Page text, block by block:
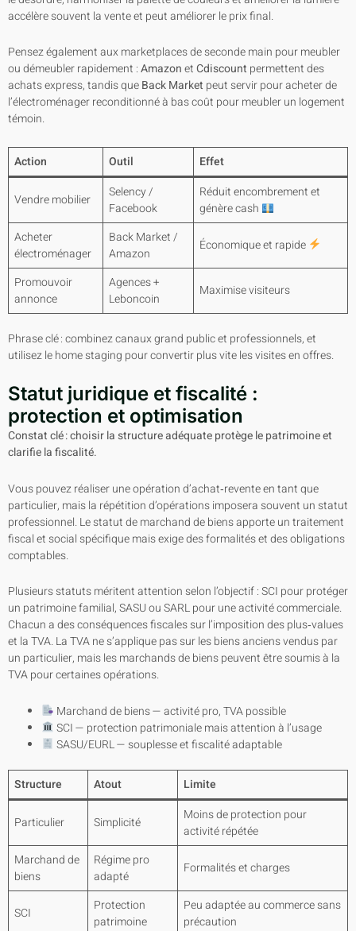
accélère souvent la vente et peut améliorer le prix final.
Pensez également aux marketplaces de seconde main pour meubler
ou démeubler rapidement :AmazonetCdiscount permettent des
achats express, tandis queBack Market peut servir pour acheter de
l’électroménager reconditionné à bas coût pour meubler un logement
témoin.
Action Outil Effet
Vendre mobilier
Selency /
Facebook
Réduit encombrement et
génère cash
Acheter
électroménager
Back Market /
Amazon
Économique et rapide
Promouvoir
annonce
Agences +
Leboncoin
Maximise visiteurs
Phrase clé : combinez canaux grand public et professionnels, et
utilisez le home staging pour convertir plus vite les visites en offres.
Statut juridique et fiscalité :
protection et optimisation
Constat clé : choisir la structure adéquate protège le patrimoine et
clarifie la fiscalité.
Vous pouvez réaliser une opération d’achat‑revente en tant que
particulier, mais la répétition d’opérations imposera souvent un statut
professionnel. Le statut de marchand de biens apporte un traitement
fiscal et social spécifique mais exige des formalités et des obligations
comptables.
Plusieurs statuts méritent attention selon l’objectif : SCI pour protéger
un patrimoine familial, SASU ou SARL pour une activité commerciale.
Chacun a des conséquences fiscales sur l’imposition des plus‑values
et la TVA. La TVA ne s’applique pas sur les biens anciens vendus par
un particulier, mais les marchands de biens peuvent être soumis à la
TVA pour certaines opérations.
Marchand de biens — activité pro, TVA possible
SCI — protection patrimoniale mais attention à l’usage
SASU/EURL — souplesse et fiscalité adaptable
Structure Atout Limite
Particulier Simplicité
Moins de protection pour
activité répétée
Marchand de
biens
Régime pro
adapté
Formalités et charges
SCI
Protection
patrimoine
Peu adaptée au commerce sans
précaution